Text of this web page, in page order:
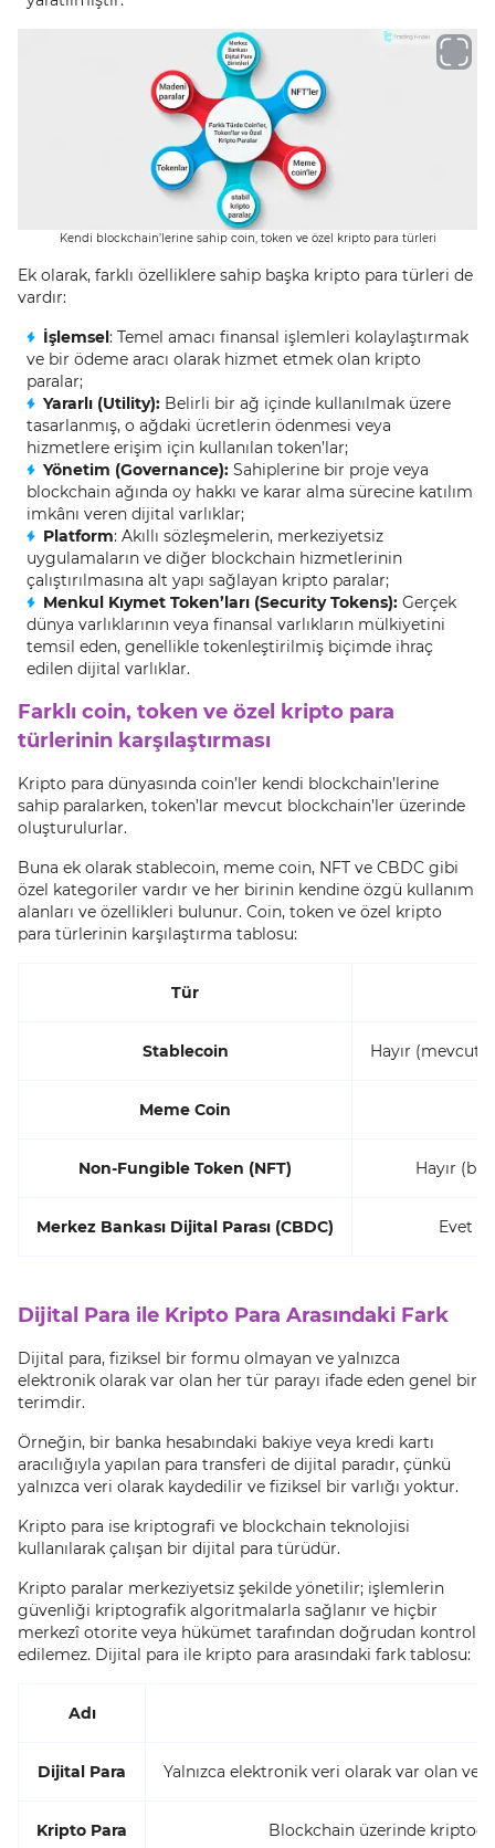
Kendi blockchain’lerine sahip coin, token ve özel kripto para türleri
Ek olarak, farklı özelliklere sahip başka kripto para türleri de
vardır:
İşlemsel: Temel amacı finansal işlemleri kolaylaştırmak
ve bir ödeme aracı olarak hizmet etmek olan kripto
paralar;
Yararlı (Utility): Belirli bir ağ içinde kullanılmak üzere
tasarlanmış, o ağdaki ücretlerin ödenmesi veya
hizmetlere erişim için kullanılan token’lar;
Yönetim (Governance): Sahiplerine bir proje veya
blockchain ağında oy hakkı ve karar alma sürecine katılım
imkânı veren dijital varlıklar;
Platform: Akıllı sözleşmelerin, merkeziyetsiz
uygulamaların ve diğer blockchain hizmetlerinin
çalıştırılmasına alt yapı sağlayan kripto paralar;
Menkul Kıymet Token’ları (Security Tokens): Gerçek
dünya varlıklarının veya finansal varlıkların mülkiyetini
temsil eden, genellikle tokenleştirilmiş biçimde ihraç
edilen dijital varlıklar.
Farklı coin, token ve özel kripto para
türlerinin karşılaştırması
Kripto para dünyasında coin’ler kendi blockchain’lerine
sahip paralarken, token’lar mevcut blockchain’ler üzerinde
oluşturulurlar.
Buna ek olarak stablecoin, meme coin, NFT ve CBDC gibi
özel kategoriler vardır ve her birinin kendine özgü kullanım
alanları ve özellikleri bulunur. Coin, token ve özel kripto
para türlerinin karşılaştırma tablosu:
Tür
Stablecoin Hayır (mevcut
Meme Coin
Non-Fungible Token (NFT) Hayır
Merkez Bankası Dijital Parası (CBDC) Evet
Dijital Para ile Kripto Para Arasındaki Fark
Dijital para, fiziksel bir formu olmayan ve yalnızca
elektronik olarak var olan her tür parayı ifade eden genel bir
terimdir.
Örneğin, bir banka hesabındaki bakiye veya kredi kartı
aracılığıyla yapılan para transferi de dijital paradır, çünkü
yalnızca veri olarak kaydedilir ve fiziksel bir varlığı yoktur.
Kripto para ise kriptografi ve blockchain teknolojisi
kullanılarak çalışan bir dijital para türüdür.
Kripto paralar merkeziyetsiz şekilde yönetilir; işlemlerin
güvenliği kriptografik algoritmalarla sağlanır ve hiçbir
merkezî otorite veya hükümet tarafından doğrudan kontrol
edilemez. Dijital para ile kripto para arasındaki fark tablosu:
Adı
Dijital Para Yalnızca elektronik veri olarak var olan
Kripto Para Blockchain üzerinde